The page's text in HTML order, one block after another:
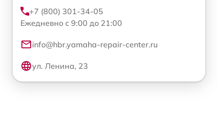
+7 (800) 301-34-05
Ежедневно с 9:00 до 21:00
info@hbr.yamaha-repair-center.ru
ул. Ленина, 23